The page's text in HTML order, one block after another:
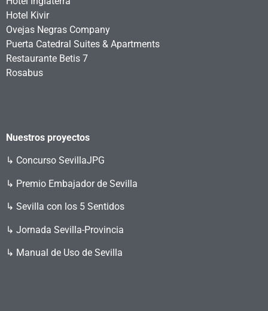
Hotel Kivir
Ovejas Negras Company
Puerta Catedral Suites & Apartments
Restaurante Betis 7
Rosabus
Nuestros proyectos
↳ Concurso SevillaJPG
↳ Premio Embajador de Sevilla
↳ Sevilla con los 5 Sentidos
↳ Jornada Sevilla-Provincia
↳ Manual de Uso de Sevilla